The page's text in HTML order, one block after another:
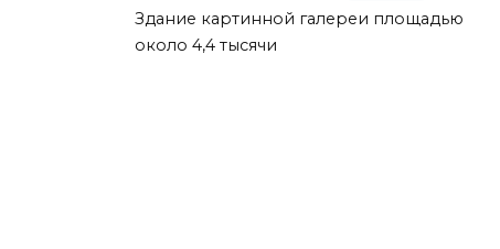
Здание картинной галереи площадью
около 4,4 тысячи